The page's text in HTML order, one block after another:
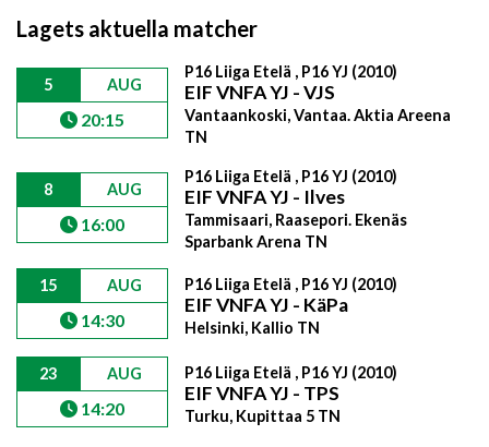
Lagets aktuella matcher
5 AUG
20:15
P16 Liiga Etelä , P16 YJ (2010)
EIF VNFA YJ - VJS
Vantaankoski, Vantaa. Aktia Areena
TN
8 AUG
16:00
P16 Liiga Etelä , P16 YJ (2010)
EIF VNFA YJ - Ilves
Tammisaari, Raasepori. Ekenäs
Sparbank Arena TN
15 AUG
14:30
P16 Liiga Etelä , P16 YJ (2010)
EIF VNFA YJ - KäPa
Helsinki, Kallio TN
23 AUG
14:20
P16 Liiga Etelä , P16 YJ (2010)
EIF VNFA YJ - TPS
Turku, Kupittaa 5 TN